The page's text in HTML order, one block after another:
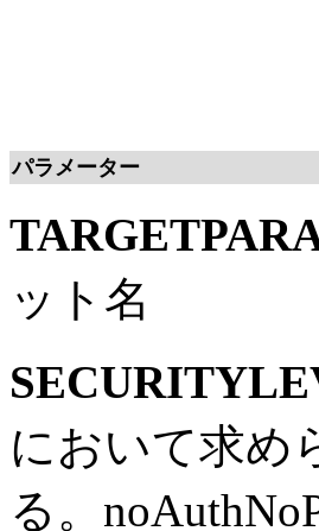
パラメーター
ット名
において求め
る。